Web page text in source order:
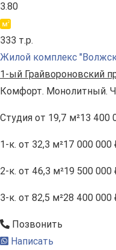
3.80
333 т.р.
Жилой комплекс
1-ый Грайвороновский
Комфорт. Монолитный.
Студия от 19,7 м²13 400
1-к. от 32,3 м²17 000 000
2-к. от 46,3 м²19 500 000
3-к. от 82,5 м²28 400 000
Позвонить
Написать